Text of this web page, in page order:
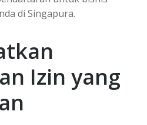
di Singapura.
Izin yang